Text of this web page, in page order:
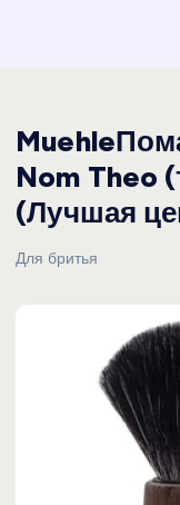
Nom Theo
(Лучшая
Для бритья